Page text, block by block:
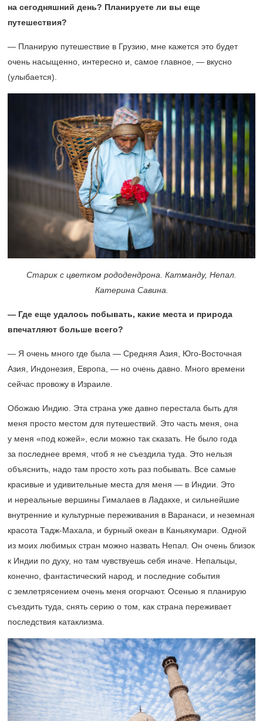
на сегодняшний день? Планируете ли вы еще
путешествия?
— Планирую путешествие в Грузию, мне кажется это будет
очень насыщенно, интересно и, самое главное, — вкусно
(улыбается).
Старик с цветком рододендрона. Катманду, Непал.
Катерина Савина.
— Где еще удалось побывать, какие места и природа
впечатляют больше всего?
— Я очень много где была — Средняя Азия, Юго-Восточная
Азия, Индонезия, Европа, — но очень давно. Много времени
сейчас провожу в Израиле.
Обожаю Индию. Эта страна уже давно перестала быть для
меня просто местом для путешествий. Это часть меня, она
у меня «под кожей», если можно так сказать. Не было года
за последнее время, чтоб я не съездила туда. Это нельзя
объяснить, надо там просто хоть раз побывать. Все самые
красивые и удивительные места для меня — в Индии. Это
и нереальные вершины Гималаев в Ладакхе, и сильнейшие
внутренние и культурные переживания в Варанаси, и неземная
красота Тадж-Махала, и бурный океан в Каньякумари. Одной
из моих любимых стран можно назвать Непал. Он очень близок
к Индии по духу, но там чувствуешь себя иначе. Непальцы,
конечно, фантастический народ, и последние события
с землетрясением очень меня огорчают. Осенью я планирую
съездить туда, снять серию о том, как страна переживает
последствия катаклизма.